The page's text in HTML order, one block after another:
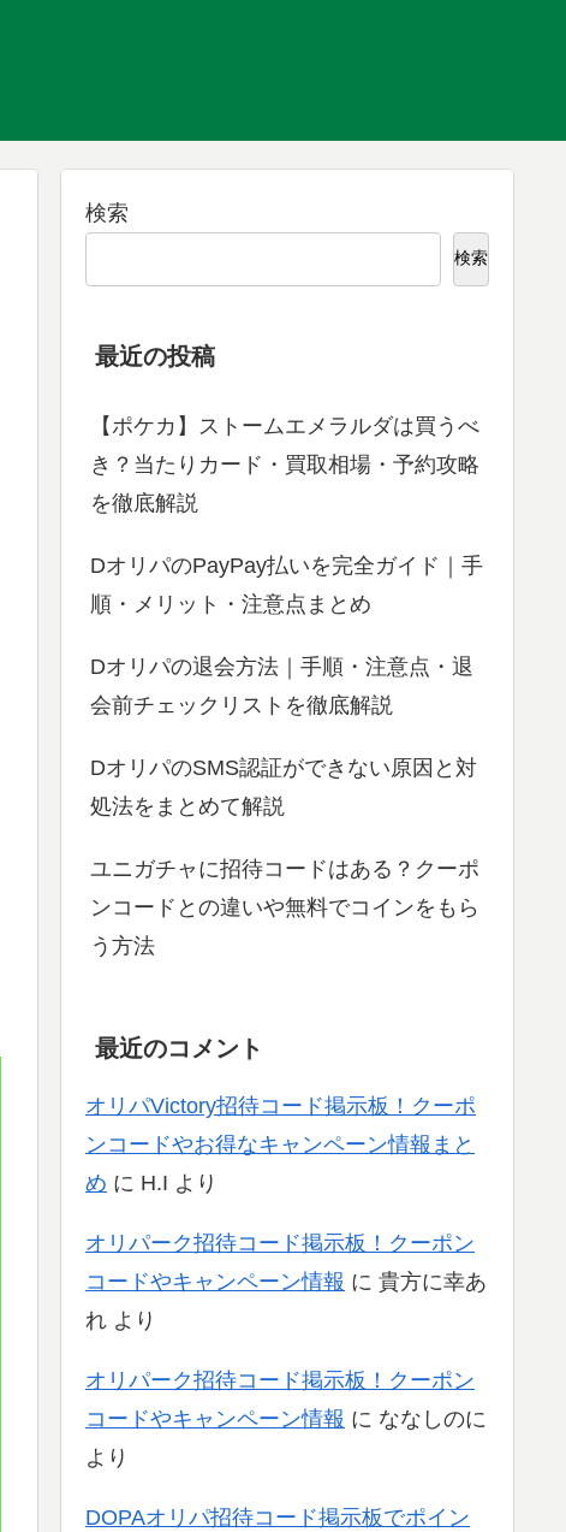
検索
検索
最近の投稿
【ポケカ】ストームエメラルダは買うべ
き？当たりカード・買取相場・予約攻略
を徹底解説
DオリパのPayPay払いを完全ガイド｜手
順・メリット・注意点まとめ
Dオリパの退会方法｜手順・注意点・退
会前チェックリストを徹底解説
DオリパのSMS認証ができない原因と対
処法をまとめて解説
ユニガチャに招待コードはある？クーポ
ンコードとの違いや無料でコインをもら
う方法
最近のコメント
オリパVictory招待コード掲示板！クーポ
ンコードやお得なキャンペーン情報まと
め に H.I より
オリパーク招待コード掲示板！クーポン
コードやキャンペーン情報 に 貴方に幸あ
れ より
オリパーク招待コード掲示板！クーポン
コードやキャンペーン情報 に ななしのに
より
DOPAオリパ招待コード掲示板でポイン